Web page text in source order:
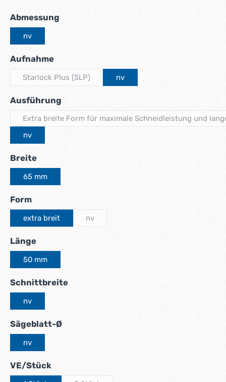
Abmessung
nv
Aufnahmeauswählen
Starlock Plus (SLP)
(Diese Option ist zurzeit nicht verfügbar.)
nv
Ausführung
Extra breite Form für maximale Schneidleistung und
(Diese Option ist
nv
Breiteauswählen
65 mm
Formauswählen
extra breit nv
Längeauswählen
50 mm
Schnittbreiteauswählen
nv
Sägeblatt-Ø
nv
VE/Stück